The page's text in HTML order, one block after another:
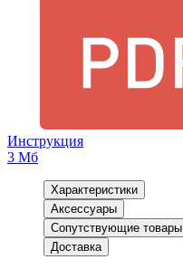
Инструкция
3 Мб
Характеристики
Аксессуары
Сопутствующие товары
Доставка